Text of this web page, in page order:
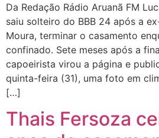
Da Redação Rádio Aruanã FM
saiu solteiro do BBB 24 após a
Moura, terminar o casamento
confinado. Sete meses após a
capoeirista virou a página e
quinta-feira (31), uma foto em
[…]
Thais Fersoza